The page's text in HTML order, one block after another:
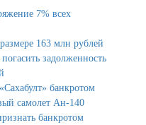
7% всех
163 млн рублей
задолженность
банкротом
самолет Ан-140
банкротом